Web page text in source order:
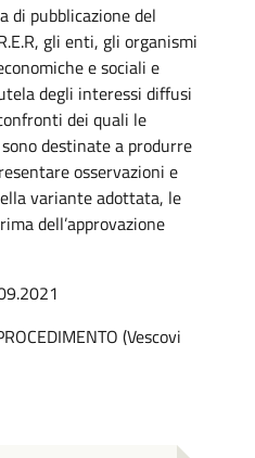
di pubblicazione del
gli enti, gli organismi
e sociali e
degli interessi diffusi
dei quali le
destinate a produrre
osservazioni e
variante adottata, le
dell’approvazione
(Vescovi